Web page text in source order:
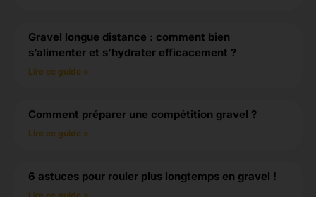
Gravel longue distance : comment bien
s’alimenter et s’hydrater efficacement ?
Lire ce guide »
Comment préparer une compétition gravel ?
Lire ce guide »
6 astuces pour rouler plus longtemps en gravel !